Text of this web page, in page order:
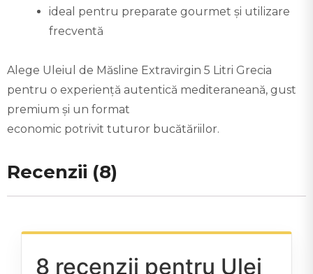
ideal pentru preparate gourmet și utilizare
frecventă
Alege Uleiul de Măsline Extravirgin 5 Litri Grecia
pentru o experiență autentică mediteraneană, gust
premium și un format
economic potrivit tuturor bucătăriilor.
Recenzii (8)
8 recenzii pentru Ulei